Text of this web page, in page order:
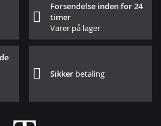
Forsendelse inden for 24
timer
Varer på lager
Sikker betaling